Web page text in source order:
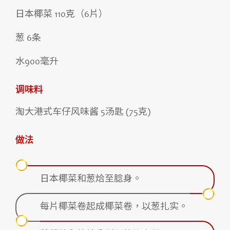
日本椰菜 110克（6片）
葱 6条
水900毫升
调味料
淘大港式车仔风味酱 5汤匙 (75克)
做法
日本椰菜和葱烚至腍身。
每片椰菜卷起成椰菜卷，以葱扎实。